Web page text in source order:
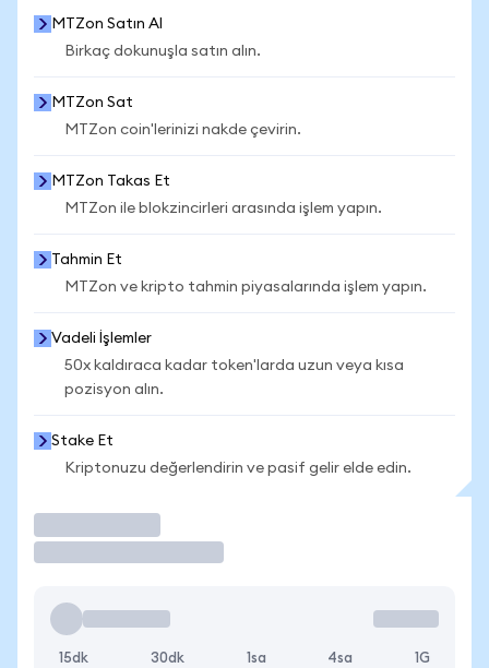
MTZon Satın Al
Birkaç dokunuşla satın alın.
MTZon Sat
MTZon coin'lerinizi nakde çevirin.
MTZon Takas Et
MTZon ile blokzincirleri arasında işlem yapın.
Tahmin Et
MTZon ve kripto tahmin piyasalarında işlem yapın.
Vadeli İşlemler
50x kaldıraca kadar token'larda uzun veya kısa
pozisyon alın.
Stake Et
Kriptonuzu değerlendirin ve pasif gelir elde edin.
15dk 30dk 1sa 4sa 1G